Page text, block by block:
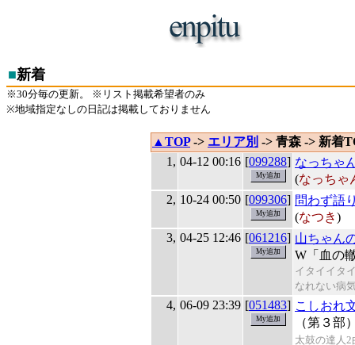
■新着
※30分毎の更新。 ※リスト掲載希望者のみ
※地域指定なしの日記は掲載しておりません
▲TOP-> エリア別 -> 青森 -> 新着
1, 04-12 00:16 [099288] なっちゃ
(なっちゃ
2, 10-24 00:50 [099306] 問わず語
(なつき)
3, 04-25 12:46 [061216] 山ちゃん
W「血の
イタイイタ
なれない病
4, 06-09 23:39 [051483] こしおれ
（第３部
太鼓の達人